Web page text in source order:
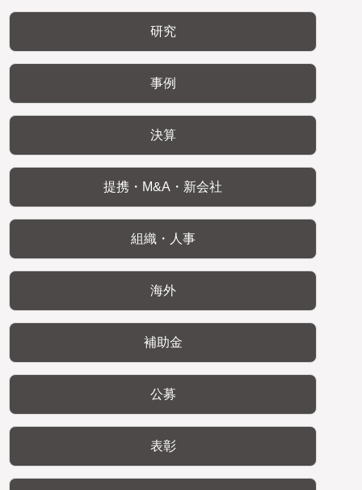
研究
事例
決算
提携・M&A・新会社
組織・人事
海外
補助金
公募
表彰